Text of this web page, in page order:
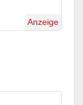
Anzeige